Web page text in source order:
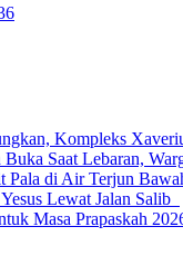
Kompleks
Saat Lebaran,
di Air Terjun
Lewat Jalan Salib
Masa Prapaskah